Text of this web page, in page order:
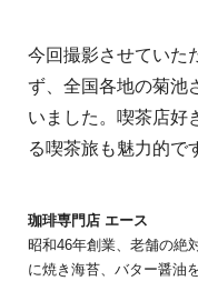
今回撮影させていた
ず、全国各地の菊池
いました。喫茶店好
る喫茶旅も魅力的で
珈琲専門店 エース
昭和46年創業、老舗の絶
に焼き海苔、バター醤油